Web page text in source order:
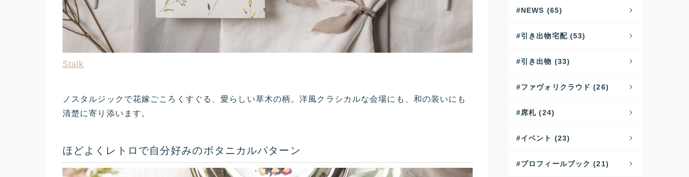
Stalk
ノスタルジックで花嫁ごころくすぐる、愛らしい草木の柄。洋風クラシカルな会場にも、和の装いにも
清楚に寄り添います。
ほどよくレトロで自分好みのボタニカルパターン
NEWS (65)
引き出物宅配 (53)
引き出物 (33)
ファヴォリクラウド (26)
席札 (24)
イベント (23)
プロフィールブック (21)